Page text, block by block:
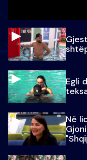
Egli
Në